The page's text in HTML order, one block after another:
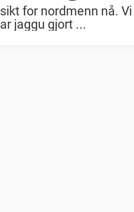
for nordmenn nå.
jaggu gjort ...